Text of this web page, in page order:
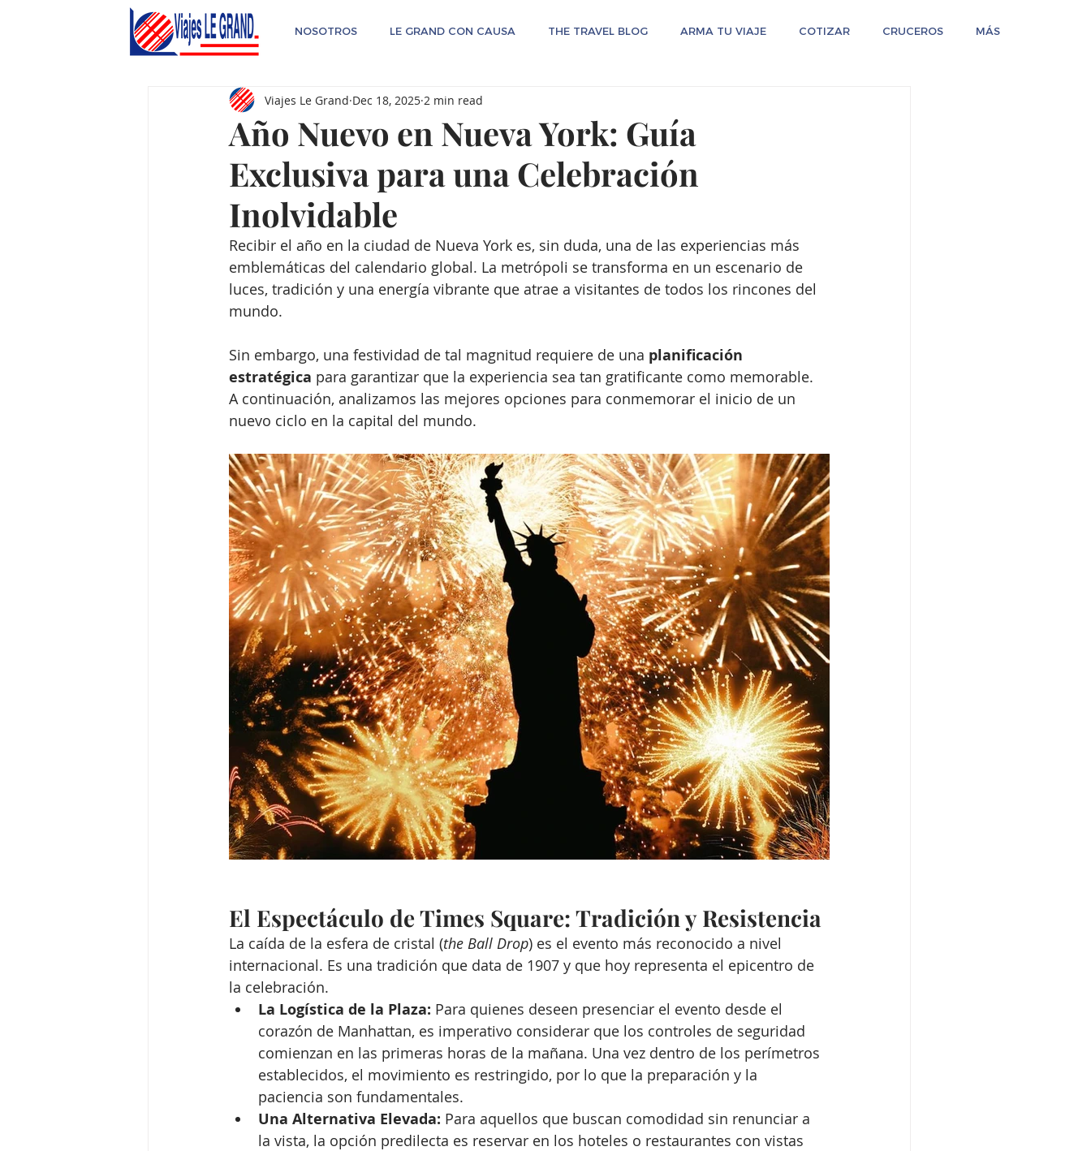
NOSOTROS LE GRAND CON CAUSA THE TRAVEL BLOG ARMA TU VIAJE COTIZAR CRUCEROS MÁS
Año Nuevo en Nueva York: Guía
Exclusiva para una Celebración
Inolvidable
Viajes Le Grand Dec 18, 2025 2 min read
Recibir el año en la ciudad de Nueva York es, sin duda, una de las experiencias más
emblemáticas del calendario global. La metrópoli se transforma en un escenario de
luces, tradición y una energía vibrante que atrae a visitantes de todos los rincones del
mundo.
Sin embargo, una festividad de tal magnitud requiere de una planificación
estratégica para garantizar que la experiencia sea tan gratificante como memorable.
A continuación, analizamos las mejores opciones para conmemorar el inicio de un
nuevo ciclo en la capital del mundo.
El Espectáculo de Times Square: Tradición y Resistencia
La caída de la esfera de cristal (the Ball Drop) es el evento más reconocido a nivel
internacional. Es una tradición que data de 1907 y que hoy representa el epicentro de
la celebración.
La Logística de la Plaza: Para quienes deseen presenciar el evento desde el
corazón de Manhattan, es imperativo considerar que los controles de seguridad
comienzan en las primeras horas de la mañana. Una vez dentro de los perímetros
establecidos, el movimiento es restringido, por lo que la preparación y la
paciencia son fundamentales.
Una Alternativa Elevada: Para aquellos que buscan comodidad sin renunciar a
la vista, la opción predilecta es reservar en los hoteles o restaurantes con vistas